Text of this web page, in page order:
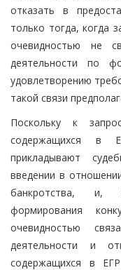
отказать в
только тогда, когда
очевидностью не
деятельности по
удовлетворению
такой связи
Поскольку к
содержащихся в
прикладывают
введении в
банкротства, и,
формирования
очевидностью
деятельности и
содержащихся в